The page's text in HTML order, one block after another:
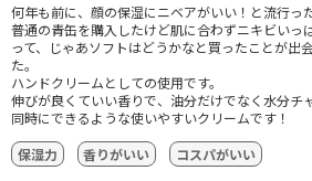
何年も前に、顔の保湿にニベアがいい！と流行っ
普通の青缶を購入したけど肌に合わずニキビいっ
って、じゃあソフトはどうかなと買ったことが出
た。
ハンドクリームとしての使用です。
伸びが良くていい香りで、油分だけでなく水分チ
同時にできるような使いやすいクリームです！
保湿力
香りがいい コスパがいい